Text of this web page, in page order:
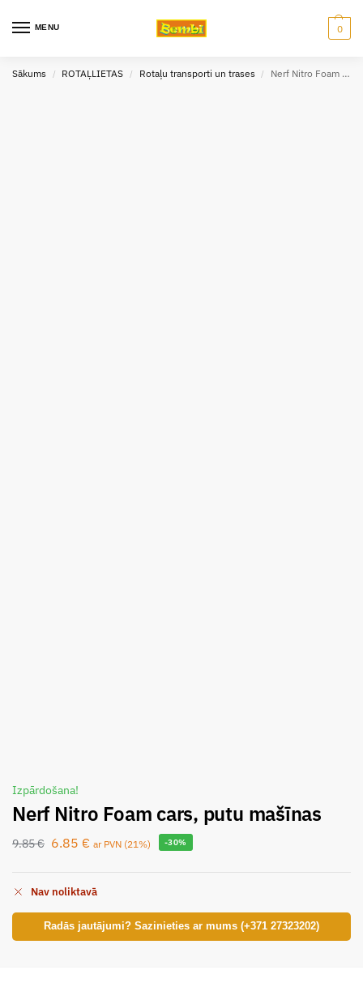
MENU 0
Sākums / ROTAĻLIETAS / Rotaļu transporti un trases / Nerf Nitro Foam cars, putu mašīnas
Izpārdošana!
Nerf Nitro Foam cars, putu mašīnas
9.85€ 6.85 € ar PVN (21%) -30%
Nav noliktavā
Radās jautājumi? Sazinieties ar mums (+371 27323202)